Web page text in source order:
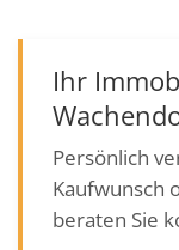
Ihr
Persönlich
Kaufwunsch
beraten Sie